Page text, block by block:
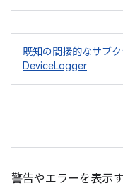
既知の間接的なサブ
DeviceLogger
警告やエラーを表示